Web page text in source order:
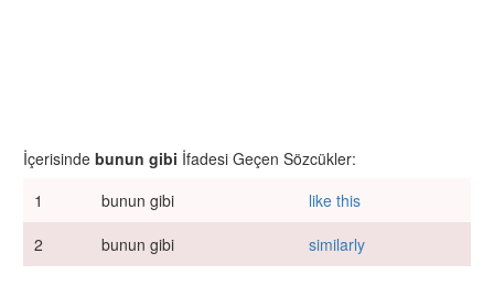
İçerisinde bunun gibi İfadesi Geçen Sözcükler:
1
bunun gibi
like this
2
bunun gibi similarly